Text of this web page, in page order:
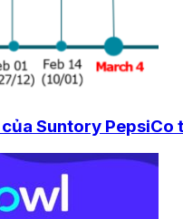
Suntory PepsiCo